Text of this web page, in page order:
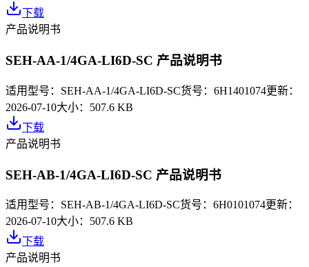
下载
产品说明书
SEH-AA-1/4GA-LI6D-SC 产品说明书
适用型号： SEH-AA-1/4GA-LI6D-SC货号： 6H1401074更新：
2026-07-10大小： 507.6 KB
下载
产品说明书
SEH-AB-1/4GA-LI6D-SC 产品说明书
适用型号： SEH-AB-1/4GA-LI6D-SC货号： 6H0101074更新：
2026-07-10大小： 507.6 KB
下载
产品说明书